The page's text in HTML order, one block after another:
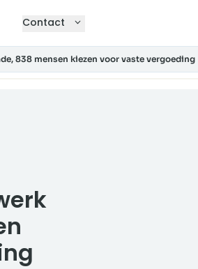
Contact
838 mensen kiezen voor vaste vergoeding